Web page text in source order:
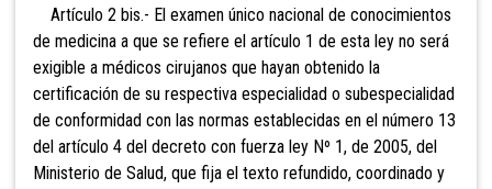
Artículo 2 bis.- El examen único nacional de conocimientos
de medicina a que se refiere el artículo 1 de esta ley no será
exigible a médicos cirujanos que hayan obtenido la
certificación de su respectiva especialidad o subespecialidad
de conformidad con las normas establecidas en el número 13
del artículo 4 del decreto con fuerza ley Nº 1, de 2005, del
Ministerio de Salud, que fija el texto refundido, coordinado y